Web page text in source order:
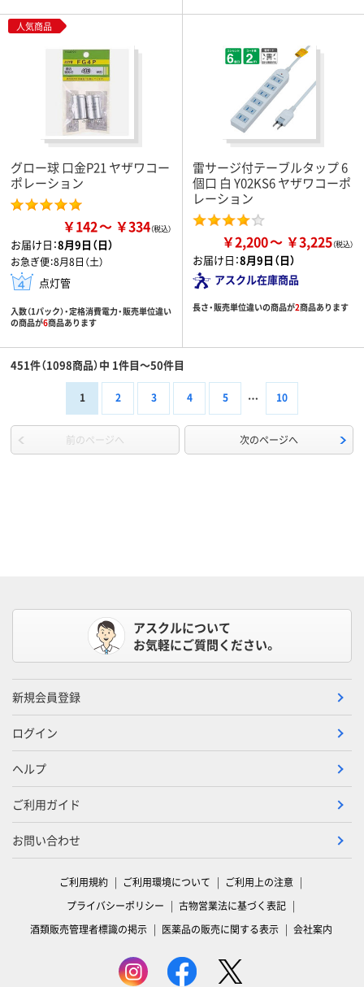
人気商品
グロー球 口金P21 ヤザワコー
ポレーション
￥142 ￥334
お届け日：8月9日（日）
お急ぎ便：8月8日（土）
点灯管
入数（1パック）・定格消費電力・販売単位違い
の商品が6商品あります
雷サージ付テーブルタップ 6
個口 白 Y02KS6 ヤザワコーポ
レーション
￥2,200 ￥3,225
お届け日：8月9日（日）
アスクル在庫商品
長さ・販売単位違いの商品が2商品あります
451件（1098商品）中 1件目～50件目
1 2 3 4 5 10
前のページへ 次のページへ
アスクルについて
お気軽にご質問ください。
新規会員登録
ログイン
ヘルプ
ご利用ガイド
お問い合わせ
ご利用規約 ご利用環境について
ご利用上の注意
プライバシーポリシー
古物営業法に基づく表記
酒類販売管理者標識の掲示
医薬品の販売に関する表示 会社案内